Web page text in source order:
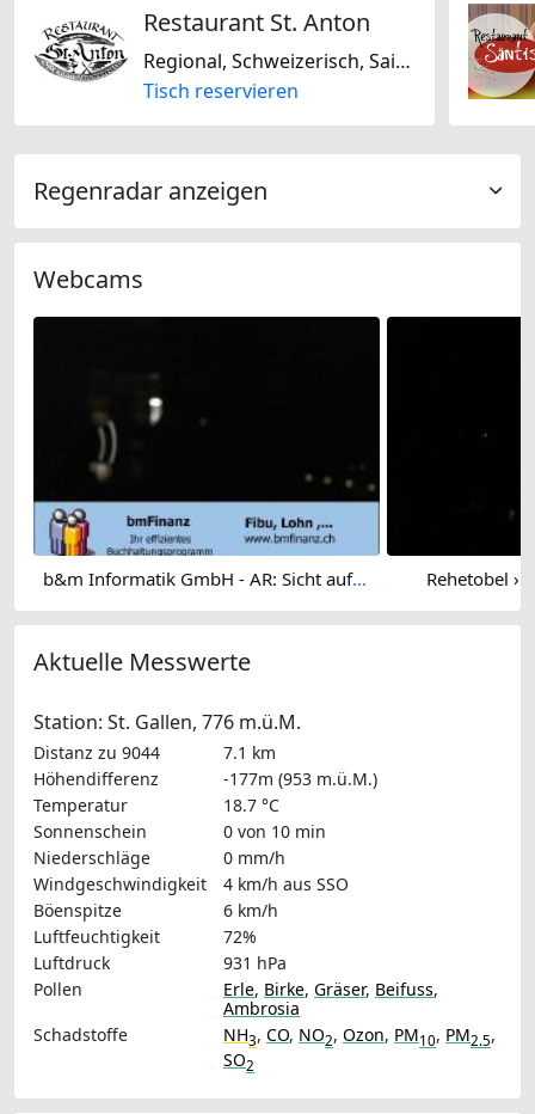
Restaurant St. Anton
Regional, Schweizerisch, Saisonal
Tisch reservieren
Regenradar anzeigen
Webcams
b&m Informatik GmbH - AR: Sicht auf die Kirche von - AR Rehetobel ›
Aktuelle Messwerte
Station: St. Gallen, 776 m.ü.M.
Distanz zu 9044
7.1 km
Höhendifferenz
-177m (953 m.ü.M.)
Temperatur
18.7 °C
Sonnenschein
0 von 10 min
Niederschläge
0 mm/h
Windgeschwindigkeit
4 km/h aus SSO
Böenspitze
6 km/h
Luftfeuchtigkeit
72%
Luftdruck
931 hPa
Pollen
Erle, Birke, Gräser, Beifuss,
Ambrosia
Schadstoffe
NH3, CO, NO2, Ozon, PM10, PM2.5,
SO2